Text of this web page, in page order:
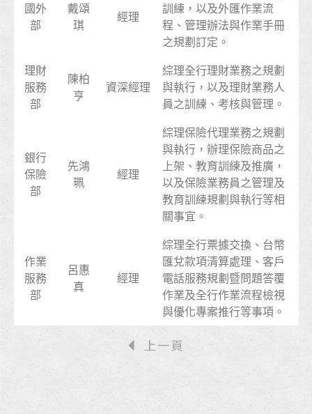
國外
部
戴頌
琪
經理
訓練，以及外匯作業流
程、管理辦法與作業手冊
之規劃訂定。
理財
服務
部
陳柏
亨
資深經理
綜理全行理財業務之規劃
與執行，以及理財業務人
員之訓練、考核與管理。
銀行
保險
部
先鴻
珮
經理
綜理保險代理業務之規劃
與執行，辦理保險商品之
上架、教育訓練及推廣，
以及保險業務員之管理及
教育訓練規劃與執行等相
關事宜。
作業
服務
部
呂惠
真
經理
綜理全行票據交換、台幣
匯兌款項清算處理、客戶
電話服務規劃暨問題答覆
作業及全行作業流程檢視
與優化專案推行等事項。